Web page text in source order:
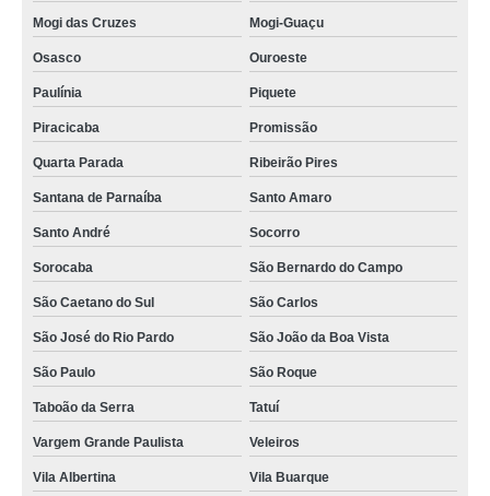
Mogi das Cruzes Mogi-Guaçu
Osasco Ouroeste
Paulínia Piquete
Piracicaba Promissão
Quarta Parada Ribeirão Pires
Santana de Parnaíba Santo Amaro
Santo André Socorro
Sorocaba São Bernardo do Campo
São Caetano do Sul São Carlos
São José do Rio Pardo São João da Boa Vista
São Paulo São Roque
Taboão da Serra Tatuí
Vargem Grande Paulista Veleiros
Vila Albertina Vila Buarque